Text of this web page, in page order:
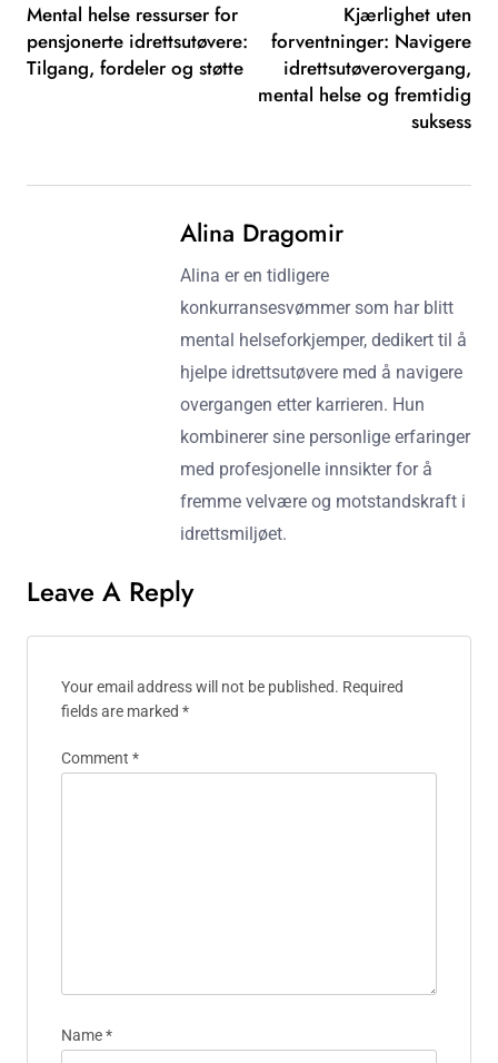
Mental helse ressurser for
pensjonerte idrettsutøvere:
Tilgang, fordeler og støtte
Kjærlighet uten
forventninger: Navigere
idrettsutøverovergang,
mental helse og fremtidig
suksess
Alina Dragomir
Alina er en tidligere
konkurransesvømmer som har blitt
mental helseforkjemper, dedikert til å
hjelpe idrettsutøvere med å navigere
overgangen etter karrieren. Hun
kombinerer sine personlige erfaringer
med profesjonelle innsikter for å
fremme velvære og motstandskraft i
idrettsmiljøet.
Leave A Reply
Your email address will not be published. Required
fields are marked *
Comment *
Name*